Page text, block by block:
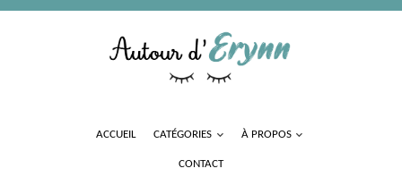
CATÉGORIES